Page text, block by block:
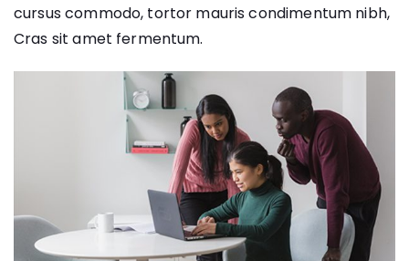
cursus commodo, tortor mauris condimentum nibh,
Cras sit amet fermentum.